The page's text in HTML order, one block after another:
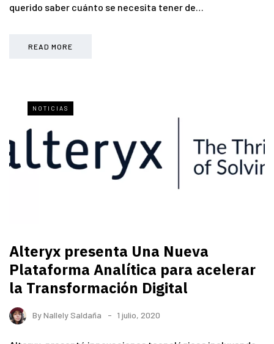
querido saber cuánto se necesita tener de…
READ MORE
NOTICIAS
Alteryx presenta Una Nueva
Plataforma Analítica para acelerar
la Transformación Digital
ByNallely Saldaña 1 julio, 2020